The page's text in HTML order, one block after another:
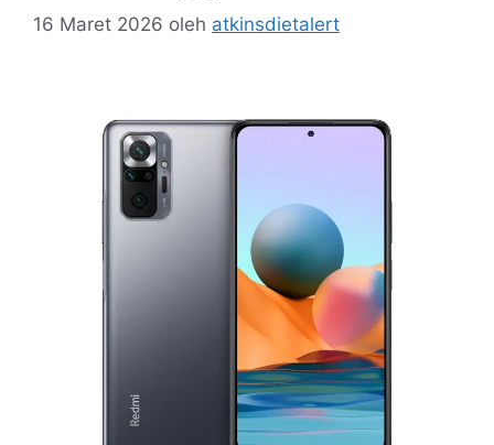
16 Maret 2026 oleh atkinsdietalert